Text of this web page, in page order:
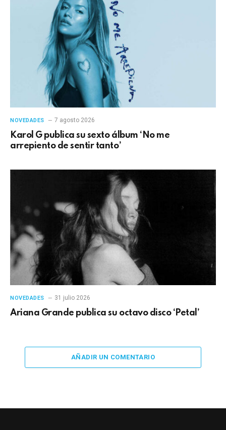
NOVEDADES 7 agosto 2026
Karol G publica su sexto álbum ‘No me
arrepiento de sentir tanto’
NOVEDADES 31 julio 2026
Ariana Grande publica su octavo disco ‘Petal’
AÑADIR UN COMENTARIO